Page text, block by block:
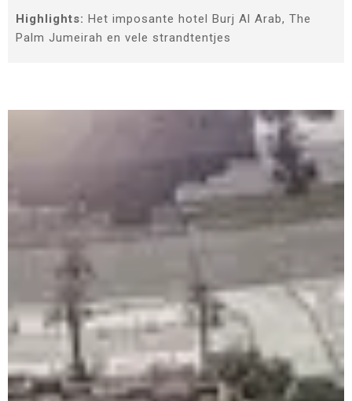
Highlights: Het imposante hotel Burj Al Arab, The
Palm Jumeirah en vele strandtentjes